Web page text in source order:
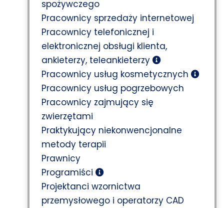
spożywczego
Pracownicy sprzedaży internetowej
Pracownicy telefonicznej i
elektronicznej obsługi klienta,
ankieterzy, teleankieterzy
Pracownicy usług kosmetycznych
Pracownicy usług pogrzebowych
Pracownicy zajmujący się
zwierzętami
Praktykujący niekonwencjonalne
metody terapii
Prawnicy
Programiści
Projektanci wzornictwa
przemysłowego i operatorzy CAD